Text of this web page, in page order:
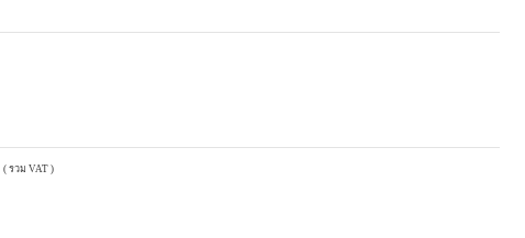
( รวม VAT )